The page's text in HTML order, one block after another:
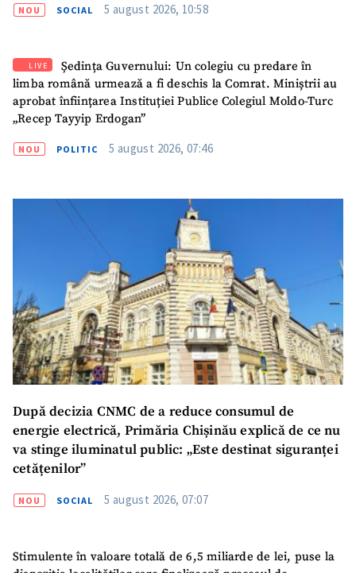
NOU SOCIAL 5 august 2026, 10:58
LIVE
Ședința Guvernului: Un colegiu cu predare în
limba română urmează a fi deschis la Comrat. Miniștrii au
aprobat înființarea Instituției Publice Colegiul Moldo-Turc
„Recep Tayyip Erdogan”
NOU POLITIC 5 august 2026, 07:46
După decizia CNMC de a reduce consumul de
energie electrică, Primăria Chișinău explică de ce nu
va stinge iluminatul public: „Este destinat siguranței
cetățenilor”
NOU SOCIAL 5 august 2026, 07:07
Stimulente în valoare totală de 6,5 miliarde de lei, puse la